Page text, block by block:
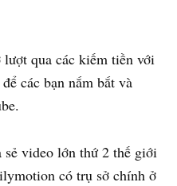
lượt qua các kiếm tiền với
các bạn nắm bắt và
video lớn thứ 2 thế giới
có trụ sở chính ở